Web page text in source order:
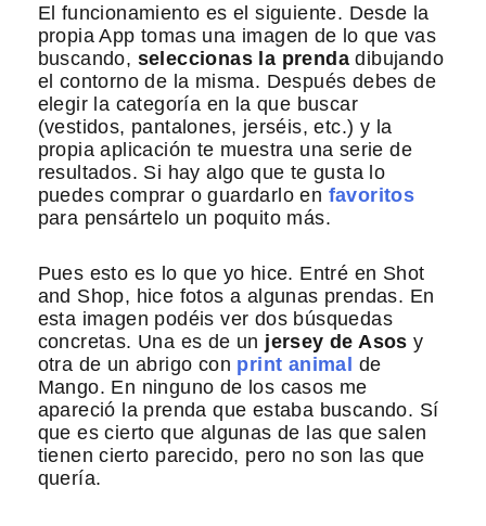
El funcionamiento es el siguiente. Desde la
propia App tomas una imagen de lo que vas
buscando, seleccionas la prenda dibujando
el contorno de la misma. Después debes de
elegir la categoría en la que buscar
(vestidos, pantalones, jerséis, etc.) y la
propia aplicación te muestra una serie de
resultados. Si hay algo que te gusta lo
puedes comprar o guardarlo en favoritos
para pensártelo un poquito más.
Pues esto es lo que yo hice. Entré en Shot
and Shop, hice fotos a algunas prendas. En
esta imagen podéis ver dos búsquedas
concretas. Una es de un jersey de Asos y
otra de un abrigo con print animal de
Mango. En ninguno de los casos me
apareció la prenda que estaba buscando. Sí
que es cierto que algunas de las que salen
tienen cierto parecido, pero no son las que
quería.